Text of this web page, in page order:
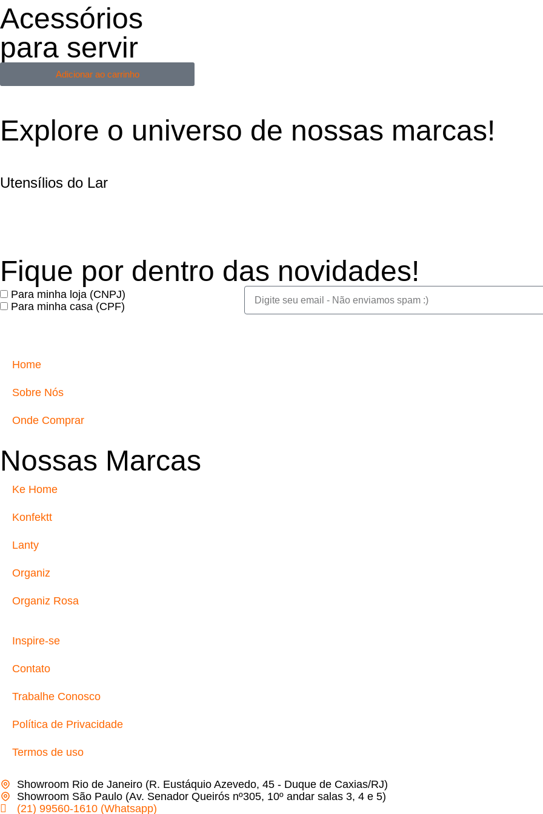
Acessórios
para servir
Adicionar ao carrinho
Explore o universo de nossas marcas!
Utensílios do Lar
Fique por dentro das novidades!
Para minha loja (CNPJ)
Para minha casa (CPF)
Home
Sobre Nós
Onde Comprar
Nossas Marcas
Ke Home
Konfektt
Lanty
Organiz
Organiz Rosa
Inspire-se
Contato
Trabalhe Conosco
Política de Privacidade
Termos de uso
Showroom Rio de Janeiro (R. Eustáquio Azevedo, 45 - Duque de Caxias/RJ)
Showroom São Paulo (Av. Senador Queirós nº305, 10º andar salas 3, 4 e 5)
(21) 99560-1610 (Whatsapp)